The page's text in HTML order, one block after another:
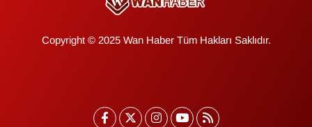
Copyright © 2025 Wan Haber Tüm Hakları Saklıdır.